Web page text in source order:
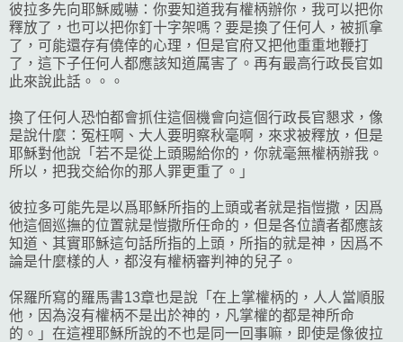
彼拉多先向耶穌威嚇：你要知道我有權柄辦你，我可以把你
釋放了，也可以把你釘十字架嗎？要是換了任何人，被抓拿
了，可能還存有僥倖的心理，但是官府又把他重重地鞭打
了，這下子任何人都應該知道厲害了。再有最高行政長官如
此來說此話。。。
換了任何人恐怕都會抓住這個機會向這個行政長官懇求，像
是說什麼：冤枉啊、大人要明察秋毫啊，來求被釋放，但是
耶穌對他說「若不是從上頭賜給你的，你就毫無權柄辦我。
所以，把我交給你的那人罪更重了。」
彼拉多可能先是以爲耶穌所指的上頭或者就是指愷撒，因爲
他這個巡撫的位置就是愷撒所任命的，但是各位讀者都應該
知道、其實耶穌這句話所指的上頭，所指的就是神，因爲不
論是什麼樣的人，都沒有權柄審判神的兒子。
保羅所寫的羅馬書13章也是說「在上掌權柄的，人人當順服
他，因為沒有權柄不是出於神的，凡掌權的都是神所命
的。」在這裡耶穌所說的不也是同一回事嘛，即使是像彼拉